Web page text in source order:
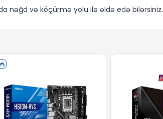
nəğd və köçürmə yolu ilə əldə edə bilərsiniz.